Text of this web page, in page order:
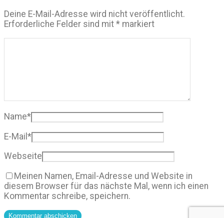
Deine E-Mail-Adresse wird nicht veröffentlicht.
Erforderliche Felder sind mit * markiert
Name*
E-Mail *
Webseite
Meinen Namen, Email-Adresse und Website in
diesem Browser für das nächste Mal, wenn ich einen
Kommentar schreibe, speichern.